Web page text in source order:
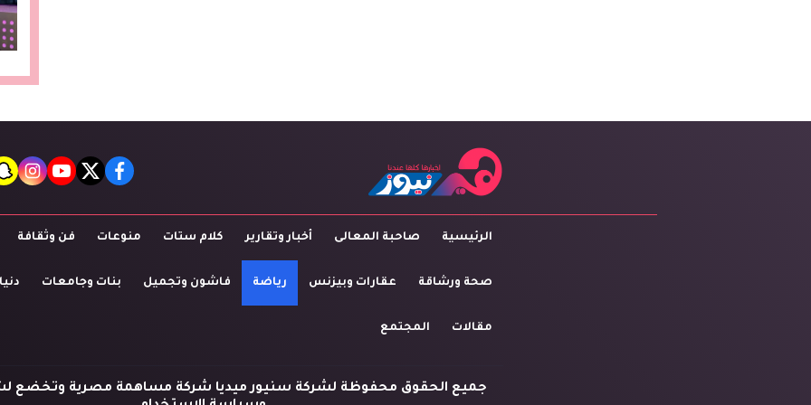
facebook
twitter
youtube
الرئيسية صاحبة المعالى أخبار وتقارير كلام ستات منوعات فن وثقافة
صحة ورشاقة عقارات وبيزنس رياضة فاشون وتجميل بنات وجامعات
مقالات المجتمع
جميع الحقوق محفوظة لشركة سنيور ميديا شركة مساهمة مصرية وتخضع